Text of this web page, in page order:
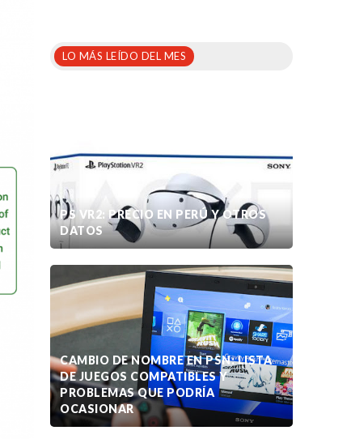
LO MÁS LEÍDO DEL MES
PS VR2: PRECIO EN PERÚ Y OTROS
DATOS
CAMBIO DE NOMBRE EN PSN: LISTA
DE JUEGOS COMPATIBLES Y
PROBLEMAS QUE PODRÍA
OCASIONAR